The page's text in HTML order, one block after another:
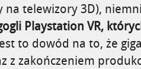
na telewizory 3D),
Playstation VR,
to dowód na to, że
z zakończeniem